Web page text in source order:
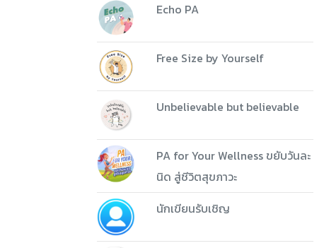
Echo PA
Free Size by Yourself
Unbelievable but believable
PA for Your Wellness ขยับวันละ
นิด สู่ชีวิตสุขภาวะ
นักเขียนรับเชิญ